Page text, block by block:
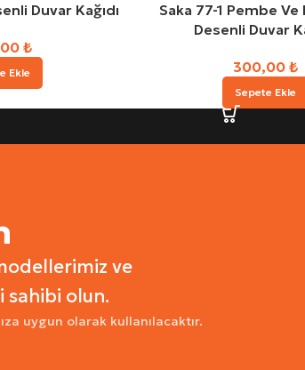
Duvar Kağıdı
₺
Ekle
Saka 77-1 Pembe
Desenli Duvar
300,00₺
Sepete Ekle
ve
sahibi olun.
uygun olarak kullanılacaktır.